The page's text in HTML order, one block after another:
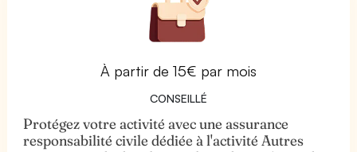
À partir de 15€ par mois
CONSEILLÉ
Protégez votre activité avec une assurance
responsabilité civile dédiée à l'activité Autres